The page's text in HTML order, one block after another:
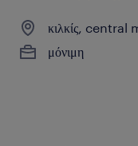
κιλκίς, central
μόνιμη